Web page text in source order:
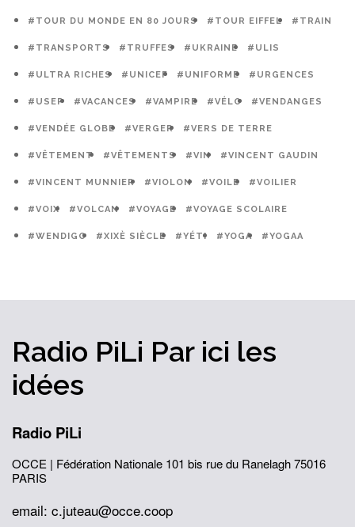
#TOUR DU MONDE EN 80 JOURS #TOUR EIFFEL #TRAIN
#TRANSPORTS #TRUFFES #UKRAINE #ULIS
#ULTRA RICHES #UNICEF #UNIFORME #URGENCES
#USEP #VACANCES #VAMPIRE #VÉLO #VENDANGES
#VENDÉE GLOBE #VERGER #VERS DE TERRE
#VÊTEMENT #VÊTEMENTS #VIN #VINCENT GAUDIN
#VINCENT MUNNIER #VIOLON #VOILE #VOILIER
#VOIX #VOLCAN #VOYAGE #VOYAGE SCOLAIRE
#WENDIGO #XIXÈ SIÈCLE #YÉTI #YOGA #YOGAA
Radio PiLi Par ici les
idées
Radio PiLi
OCCE | Fédération Nationale 101 bis rue du Ranelagh75016
PARIS
email: c.juteau@occe.coop